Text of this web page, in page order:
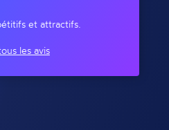
et attractifs.
les avis